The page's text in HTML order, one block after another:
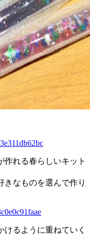
作れる春らしいキット
きなものを選んで作り
るように重ねていく